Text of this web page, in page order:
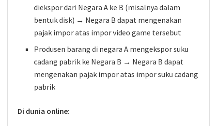
diekspor dari Negara A ke B (misalnya dalam
bentuk disk) → Negara B dapat mengenakan
pajak impor atas impor video game tersebut
Produsen barang di negara A mengekspor suku
cadang pabrik ke Negara B → Negara B dapat
mengenakan pajak impor atas impor suku cadang
pabrik
Di dunia online: